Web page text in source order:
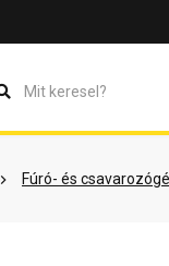
Fúró- és
Dokumentumok